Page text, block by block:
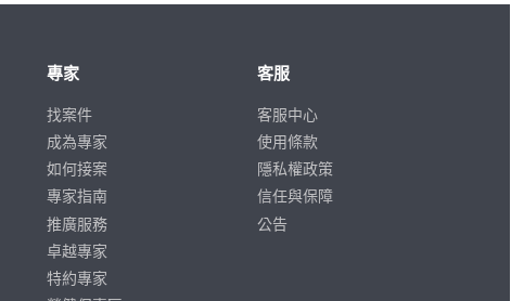
專家
找案件
成為專家
如何接案
專家指南
推廣服務
卓越專家
特約專家
客服
客服中心
使用條款
隱私權政策
信任與保障
公告